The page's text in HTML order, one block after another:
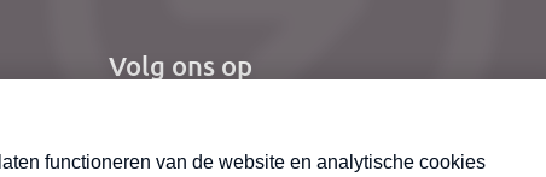
Volg ons op
X
Nieuwsbrief